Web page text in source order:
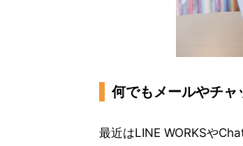
何でもメールやチャ
最近はLINE WORKSや